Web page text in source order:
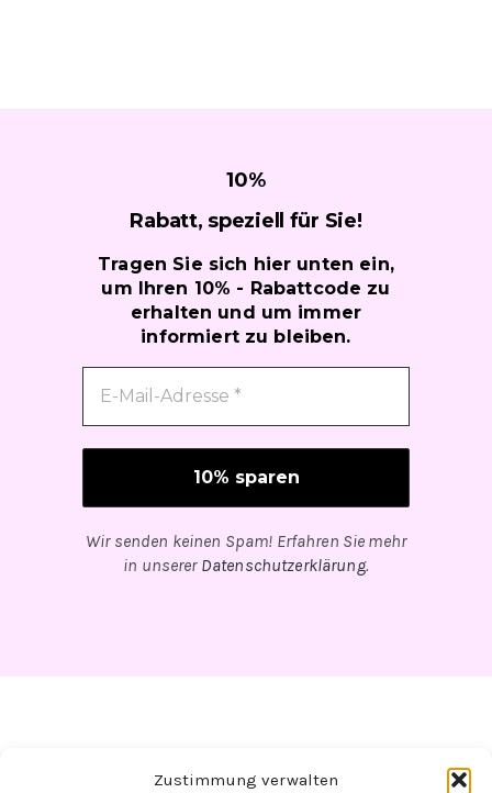
Zustimmung verwalten
10%
Rabatt, speziell für Sie!
Tragen Sie sich hier unten ein,
um Ihren 10% - Rabattcode zu
erhalten und um immer
informiert zu bleiben.
Wir senden keinen Spam! Erfahren Sie mehr
in unserer Datenschutzerklärung.